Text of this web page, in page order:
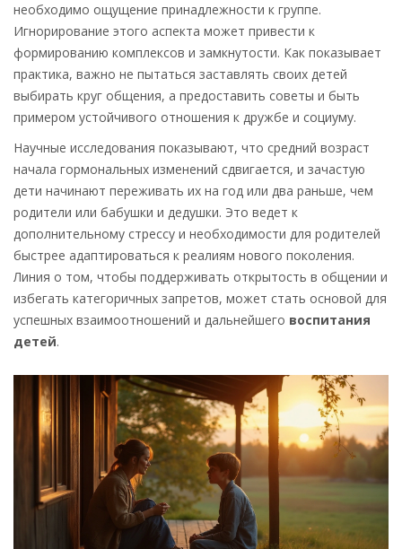
необходимо ощущение принадлежности к группе.
Игнорирование этого аспекта может привести к
формированию комплексов и замкнутости. Как показывает
практика, важно не пытаться заставлять своих детей
выбирать круг общения, а предоставить советы и быть
примером устойчивого отношения к дружбе и социуму.
Научные исследования показывают, что средний возраст
начала гормональных изменений сдвигается, и зачастую
дети начинают переживать их на год или два раньше, чем
родители или бабушки и дедушки. Это ведет к
дополнительному стрессу и необходимости для родителей
быстрее адаптироваться к реалиям нового поколения.
Линия о том, чтобы поддерживать открытость в общении и
избегать категоричных запретов, может стать основой для
успешных взаимоотношений и дальнейшего воспитания
детей.